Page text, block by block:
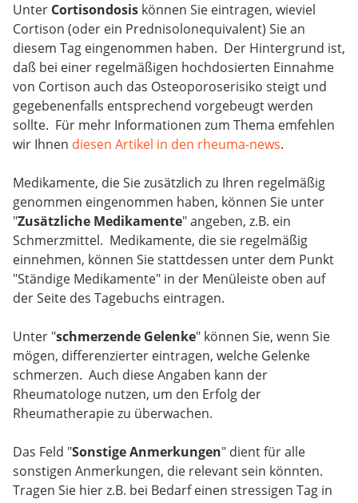
Unter Cortisondosis können Sie eintragen, wieviel
Cortison (oder ein Prednisolonequivalent) Sie an
diesem Tag eingenommen haben. Der Hintergrund ist,
daß bei einer regelmäßigen hochdosierten Einnahme
von Cortison auch das Osteoporoserisiko steigt und
gegebenenfalls entsprechend vorgebeugt werden
sollte. Für mehr Informationen zum Thema emfehlen
wir Ihnen diesen Artikel in den rheuma-news.
Medikamente, die Sie zusätzlich zu Ihren regelmäßig
genommen eingenommen haben, können Sie unter
"Zusätzliche Medikamente" angeben, z.B. ein
Schmerzmittel. Medikamente, die sie regelmäßig
einnehmen, können Sie stattdessen unter dem Punkt
"Ständige Medikamente" in der Menüleiste oben auf
der Seite des Tagebuchs eintragen.
Unter "schmerzende Gelenke" können Sie, wenn Sie
mögen, differenzierter eintragen, welche Gelenke
schmerzen. Auch diese Angaben kann der
Rheumatologe nutzen, um den Erfolg der
Rheumatherapie zu überwachen.
Das Feld "Sonstige Anmerkungen" dient für alle
sonstigen Anmerkungen, die relevant sein könnten.
Tragen Sie hier z.B. bei Bedarf einen stressigen Tag in